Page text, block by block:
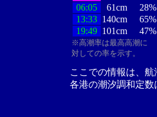
06:05
61cm
28%
13:33 140cm
65%
19:49 101cm 47%
※高潮率は最高高潮に
対しての率を示す。
ここでの情報は、
各港の潮汐調和定数